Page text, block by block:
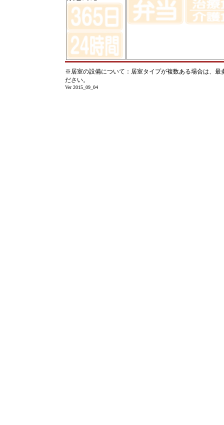
※居室の設備について：居室タイプが複数ある場合は、
ださい。
Ver 2015_09_04